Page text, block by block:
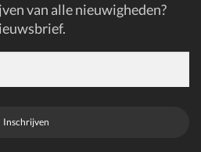
van alle nieuwigheden?
Inschrijven